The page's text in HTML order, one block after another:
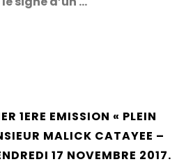
1ERE EMISSION « PLEIN
MALICK CATAYEE –
17 NOVEMBRE 2017.